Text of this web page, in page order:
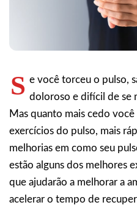
S e você torceu o pulso,
doloroso e difícil de se
Mas quanto mais cedo
exercícios do pulso, mais
melhorias em como seu
estão alguns dos melhores
que ajudarão a melhorar a
acelerar o tempo de